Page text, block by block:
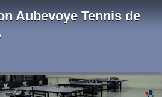
Aubevoye Tennis de